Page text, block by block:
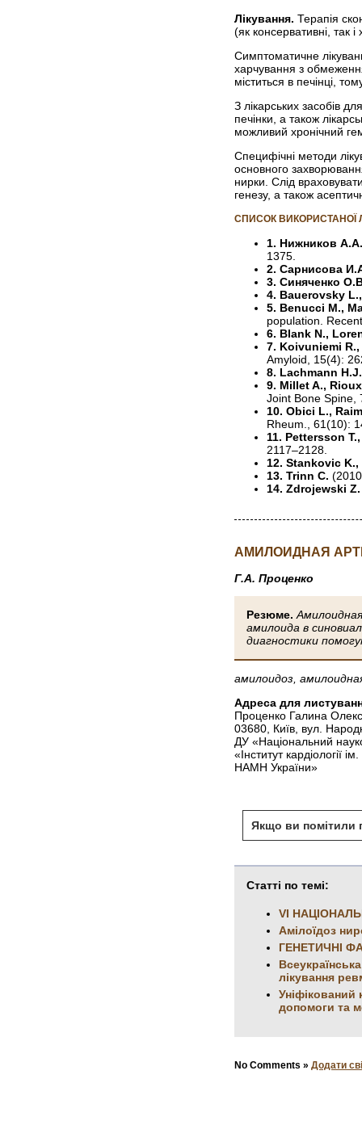
Лікування. Терапія
(як консервативні, так
Симптоматичне
харчування з
міститься в печінці,
З лікарських засобів
печінки, а також
можливий хронічний
Специфічні методи
основного
нирки. Слід
генезу, а також
СПИСОК ВИКОРИСТАНОЇ
1. Нижников
1375.
2. Сарнисова
3. Синяченко
4. Bauerovsky
5. Benucci M.,
population.
6. Blank N.,
7. Koivuniemi
Amyloid, 15(4):
8. Lachmann
9. Millet A.,
Joint Bone Spine,
10. Obici L.,
Rheum., 61(10):
11. Pettersson
2117–2128.
12. Stankovic
13. Trinn C.
14. Zdrojewski
АМИЛОИДНАЯ
Г.А. Проценко
Резюме.
амилоида в
диагностики
амилоидоз,
Адреса для
Проценко Галина
03680, Київ, вул.
ДУ «Національний
«Інститут кардіології
НАМН України»
Якщо ви помітили
Статті по темі:
VI
Амілоїдоз
ГЕНЕТИЧНІ
лікування
Уніфікований
допомоги та
No Comments » Додати